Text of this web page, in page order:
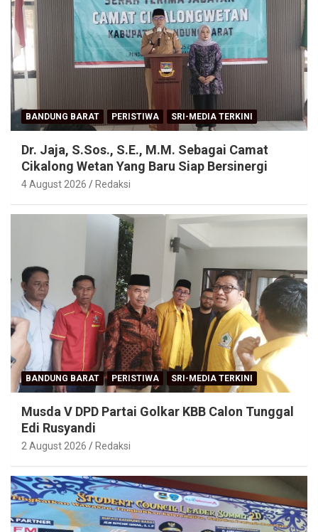
BANDUNG BARAT PERISTIWA SRI-MEDIA TERKINI
Dr. Jaja, S.Sos., S.E., M.M. Sebagai Camat
Cikalong Wetan Yang Baru Siap Bersinergi
4 August 2026 Redaksi
BANDUNG BARAT PERISTIWA SRI-MEDIA TERKINI
Musda V DPD Partai Golkar KBB Calon Tunggal
Edi Rusyandi
2 August 2026 Redaksi